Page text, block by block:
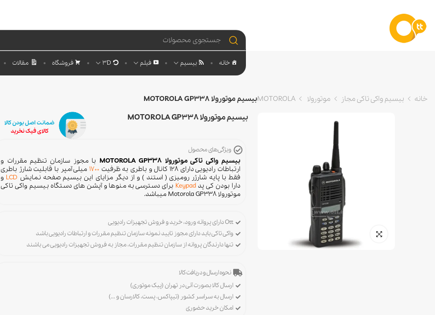
خانه بیسیم فیلم 3D فروشگاه مقالات
خانه بیسیم واکی تاکی مجاز موتورولا MOTOROLA بیسیم موتورولا MOTOROLA GP338
بیسیم موتورولا MOTOROLA GP338
ضمانت اصل بودن کالا
کالای فیک نخرید
ویژگی‌های محصول
بیسیم واکی تاکی موتورولا MOTOROLA GP338
با مجوز سازمان تنظیم مقررات و
ارتباطات رادیویی دارای 128 کانال و باطری به ظرفیت
1700میلی آمپر با قابلیت شارژ باطری
فقط با پایه شارژر رومیزی ( استند ) و از دیگر مزایای این بیسیم صفحه نمایش LCD و
دارا بودن کی پد Keypad برای دسترسی به منوها و آپشن های دستگاه بیسیم واکی تاکی
موتورولا Motorola GP338 میباشد.
Ott دارای پروانه ورود، خرید و فروش تجهیزات رادیویی
واکی تاکی باید دارای مجوز تایید نمونه سازمان تنظیم مقررات و ارتباطات رادیویی باشد
تنها دارندگان پروانه از سازمان تنظیم مقررات، مجاز به فروش تجهیزات رادیویی می باشند
نحوه ارسال و دریافت کالا
ارسال کالا بصورت آنی در تهران (پیک موتوری)
ارسال به سراسر کشور (تیپاکس، پست، کالارسان و ...)
امکان خرید حضوری